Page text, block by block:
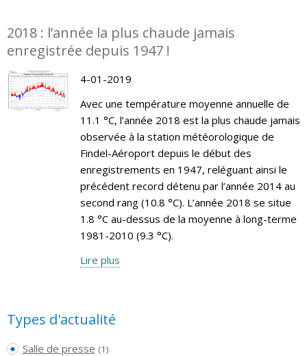
2018 : l’année la plus chaude jamais
enregistrée depuis 1947 !
4-01-2019
Avec une température moyenne annuelle de
11.1 °C, l’année 2018 est la plus chaude jamais
observée à la station météorologique de
Findel-Aéroport depuis le début des
enregistrements en 1947, reléguant ainsi le
précédent record détenu par l’année 2014 au
second rang (10.8 °C). L’année 2018 se situe
1.8 °C au-dessus de la moyenne à long-terme
1981-2010 (9.3 °C).
Lire plus
Types d'actualité
Salle de presse (1)